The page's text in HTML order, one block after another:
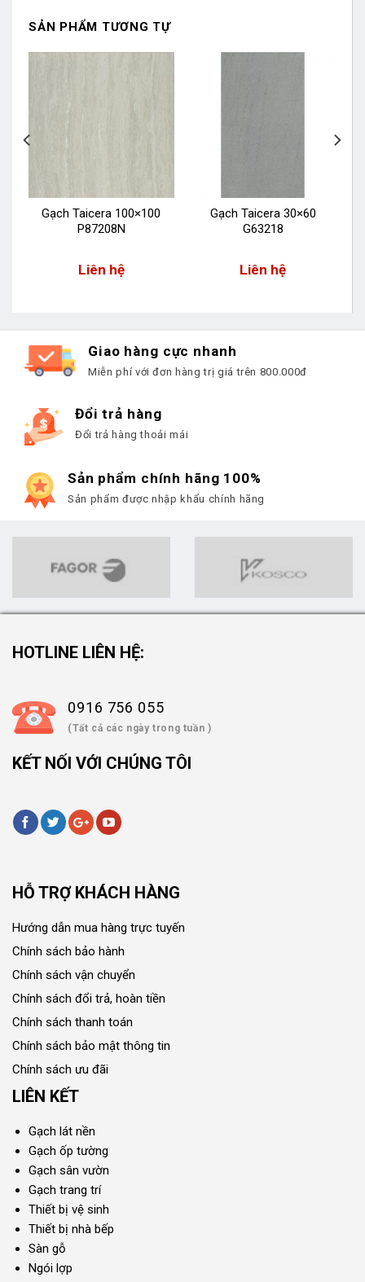
SẢN PHẨM TƯƠNG TỰ
Gạch Taicera 100×100
P87208N
Liên hệ
Gạch Taicera 30×60
G63218
Liên hệ
Giao hàng cực nhanh
Miễn phí với đơn hàng trị giá trên 800.000đ
Đổi trả hàng
Đổi trả hàng thoải mái
Sản phẩm chính hãng 100%
Sản phẩm được nhập khẩu chính hãng
HOTLINE LIÊN HỆ:
0916 756 055
(Tất cả các ngày trong tuần )
KẾT NỐI VỚI CHÚNG TÔI
HỖ TRỢ KHÁCH HÀNG
Hướng dẫn mua hàng trực tuyến
Chính sách bảo hành
Chính sách vận chuyển
Chính sách đổi trả, hoàn tiền
Chính sách thanh toán
Chính sách bảo mật thông tin
Chính sách ưu đãi
LIÊN KẾT
Gạch lát nền
Gạch ốp tường
Gạch sân vườn
Gạch trang trí
Thiết bị vệ sinh
Thiết bị nhà bếp
Sàn gỗ
Ngói lợp